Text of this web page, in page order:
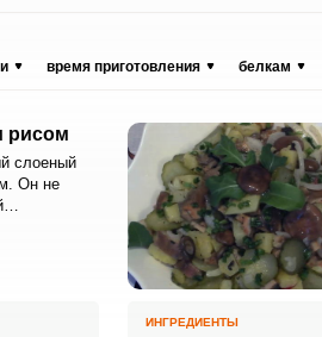
время приготовления белкам
рисом
слоеный
Он не
ИНГРЕДИЕНТЫ